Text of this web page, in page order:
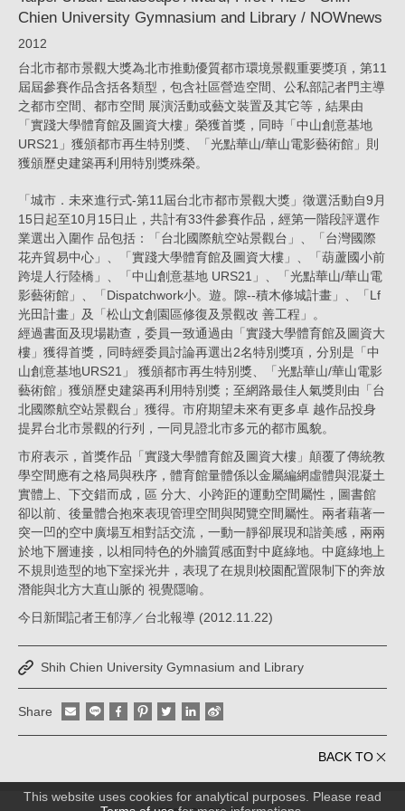
This website uses cookies for analytical purposes. Please read
/
|
KRIS
YAO
ARTECH
Chien University Gymnasium and Library / NOWnews
2012
台北市都市景觀大獎為北市推動優質都市環境景觀重要獎項，第11
屆屆參賽作品含括各類型，包含社區營造空間、公私部記者門主導
之都市空間、都市空間 展演活動或藝文裝置及其它等，結果由
「實踐大學體育館及圖資大樓」榮獲首獎，同時「中山創意基地
URS21」獲頒都市再生特別獎、「光點華山/華山電影藝術館」則
獲頒歷史建築再利用特別獎殊榮。
「城市．未來進行式-第11屆台北市都市景觀大獎」徵選活動自9月
15日起至10月15日止，共計有33件參賽作品，經第一階段評選作
業選出入圍作 品包括：「台北國際航空站景觀台」、「台灣國際
花卉貿易中心」、「實踐大學體育館及圖資大樓」、「葫蘆國小前
跨堤人行陸橋」、「中山創意基地 URS21」、「光點華山/華山電
影藝術館」、「Dispatchwork小。遊。隙--積木修城計畫」、「Lf
光田計畫」及「松山文創園區修復及景觀改 善工程」。
經過書面及現場勘查，委員一致通過由「實踐大學體育館及圖資大
樓」獲得首獎，同時經委員討論再選出2名特別獎項，分別是「中
山創意基地URS21」 獲頒都市再生特別獎、「光點華山/華山電影
藝術館」獲頒歷史建築再利用特別獎；至網路最佳人氣獎則由「台
北國際航空站景觀台」獲得。市府期望未來有更多卓 越作品投身
提昇台北市景觀的行列，一同見證北市多元的都市風貌。
市府表示，首獎作品「實踐大學體育館及圖資大樓」顛覆了傳統教
學空間應有之格局與秩序，體育館量體係以金屬編網虛體與混凝土
實體上、下交錯而成，區 分大、小跨距的運動空間屬性，圖書館
卻以前、後量體合抱來表現管理空間與閱覽空間屬性。兩者藉著一
突一凹的空中廣場互相對話交流，一動一靜卻展現和諧美感，兩兩
於地下層連接，以相同特色的外牆質感面對中庭綠地。中庭綠地上
不規則造型的地下室採光井，表現了在規則校園配置限制下的奔放
潛能與北方大直山脈的 視覺隱喻。
今日新聞記者王郁淳／台北報導 (2012.11.22)
Shih Chien University Gymnasium and Library
Share
BACK TO